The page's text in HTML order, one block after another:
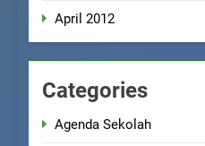
April 2012
Categories
Agenda Sekolah